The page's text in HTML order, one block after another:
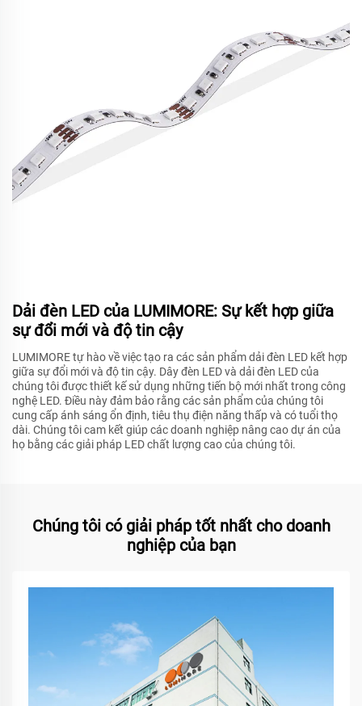
Dải đèn LED của LUMIMORE: Sự kết hợp giữa
sự đổi mới và độ tin cậy
LUMIMORE tự hào về việc tạo ra các sản phẩm dải đèn LED kết hợp
giữa sự đổi mới và độ tin cậy. Dây đèn LED và dải đèn LED của
chúng tôi được thiết kế sử dụng những tiến bộ mới nhất trong công
nghệ LED. Điều này đảm bảo rằng các sản phẩm của chúng tôi
cung cấp ánh sáng ổn định, tiêu thụ điện năng thấp và có tuổi thọ
dài. Chúng tôi cam kết giúp các doanh nghiệp nâng cao dự án của
họ bằng các giải pháp LED chất lượng cao của chúng tôi.
Chúng tôi có giải pháp tốt nhất cho doanh
nghiệp của bạn